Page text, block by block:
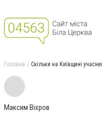
Головна Скільки на Київщині
Максим Віхров